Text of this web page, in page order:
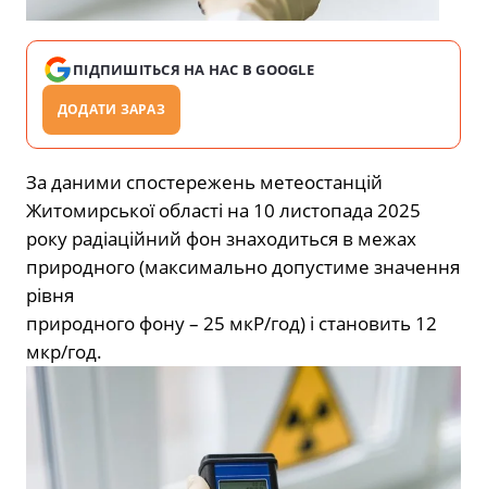
ПІДПИШІТЬСЯ НА НАС В GOOGLE
ДОДАТИ ЗАРАЗ
За даними спостережень метеостанцій
Житомирської області на 10 листопада 2025
року радіаційний фон знаходиться в межах
природного (максимально допустиме значення
рівня
природного фону – 25 мкР/год) і становить 12
мкр/год.